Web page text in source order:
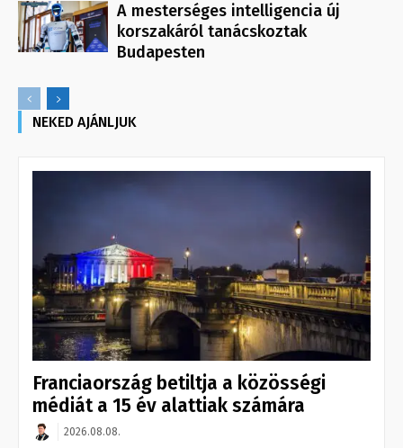
A mesterséges intelligencia új
korszakáról tanácskoztak
Budapesten
NEKED AJÁNLJUK
Franciaország betiltja a közösségi
médiát a 15 év alattiak számára
2026.08.08.